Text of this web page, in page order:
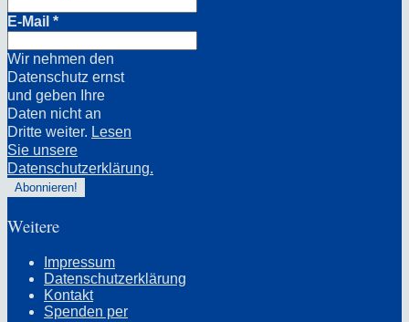
E-Mail *
Wir nehmen den
Datenschutz ernst
und geben Ihre
Daten nicht an
Dritte weiter. Lesen
Sie unsere
Datenschutzerklärung.
Weitere
Impressum
Datenschutzerklärung
Kontakt
Spenden per